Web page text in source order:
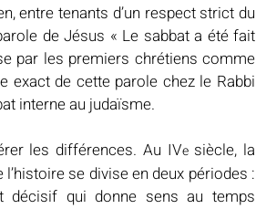
entre tenants d’un respect strict du
de Jésus « Le sabbat a été fait
par les premiers chrétiens comme
exact de cette parole chez le Rabbi
interne au judaïsme.
les différences. Au IVe siècle, la
se divise en deux périodes :
décisif qui donne sens au temps